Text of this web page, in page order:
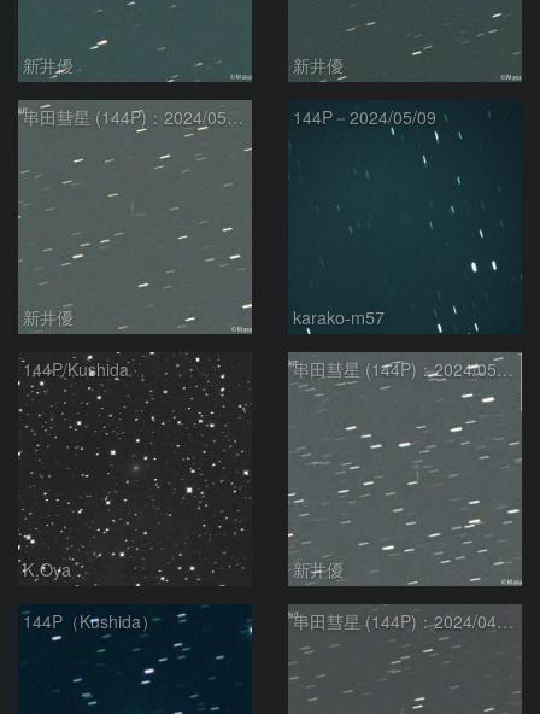
新井優 新井優
串田彗星 (144P)：2024/05/11
新井優
144P－2024/05/09
karako-m57
144P/Kushida
K.Oya
串田彗星 (144P)：2024/05/03
新井優
144P（Kushida） 串田彗星 (144P)：2024/04/25